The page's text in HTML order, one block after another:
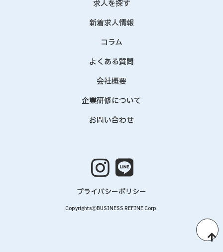
求人を探す
新着求人情報
コラム
よくある質問
会社概要
企業研修について
お問い合わせ
プライバシーポリシー
CopyrightsⓒBUSINESS REFINE Corp.